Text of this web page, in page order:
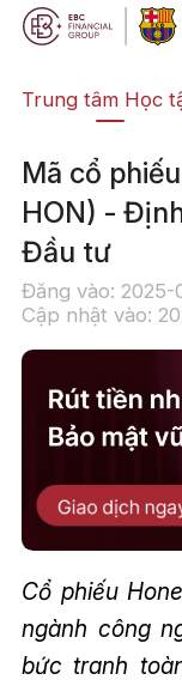
Trung tâm Học
Mã cổ
HON) -
Đầu tư
Đăng vào: 2025-
Cập nhật vào:
Cổ phiếu
ngành công
bức tranh